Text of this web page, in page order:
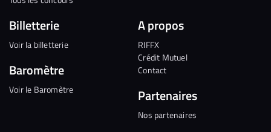
Billetterie
Voir la billetterie
Baromètre
Voir le Baromètre
A propos
RIFFX
Crédit Mutuel
Contact
Partenaires
Nos partenaires